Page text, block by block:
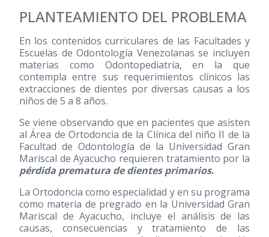
PLANTEAMIENTO DEL PROBLEMA
En los contenidos curriculares de las Facultades y
Escuelas de Odontología Venezolanas se incluyen
materias como Odontopediatría, en la que
contempla entre sus requerimientos clínicos las
extracciones de dientes por diversas causas a los
niños de 5 a 8 años.
Se viene observando que en pacientes que asisten
al Área de Ortodoncia de la Clínica del niño II de la
Facultad de Odontología de la Universidad Gran
Mariscal de Ayacucho requieren tratamiento por la
pérdida prematura de dientes primarios.
La Ortodoncia como especialidad y en su programa
como materia de pregrado en la Universidad Gran
Mariscal de Ayacucho, incluye el análisis de las
causas, consecuencias y tratamiento de las